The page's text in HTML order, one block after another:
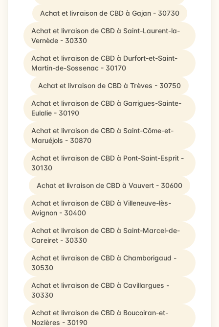
Achat et livraison de CBD à Gajan - 30730
Achat et livraison de CBD à Saint-Laurent-la-
Vernède - 30330
Achat et livraison de CBD à Durfort-et-Saint-
Martin-de-Sossenac - 30170
Achat et livraison de CBD à Trèves - 30750
Achat et livraison de CBD à Garrigues-Sainte-
Eulalie - 30190
Achat et livraison de CBD à Saint-Côme-et-
Maruéjols - 30870
Achat et livraison de CBD à Pont-Saint-Esprit -
30130
Achat et livraison de CBD à Vauvert - 30600
Achat et livraison de CBD à Villeneuve-lès-
Avignon - 30400
Achat et livraison de CBD à Saint-Marcel-de-
Careiret - 30330
Achat et livraison de CBD à Chamborigaud -
30530
Achat et livraison de CBD à Cavillargues -
30330
Achat et livraison de CBD à Boucoiran-et-
Nozières - 30190